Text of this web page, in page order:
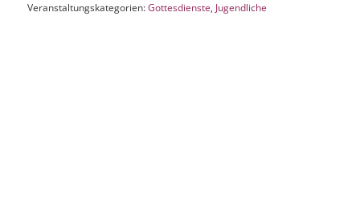
Veranstaltungskategorien: Gottesdienste,Jugendliche